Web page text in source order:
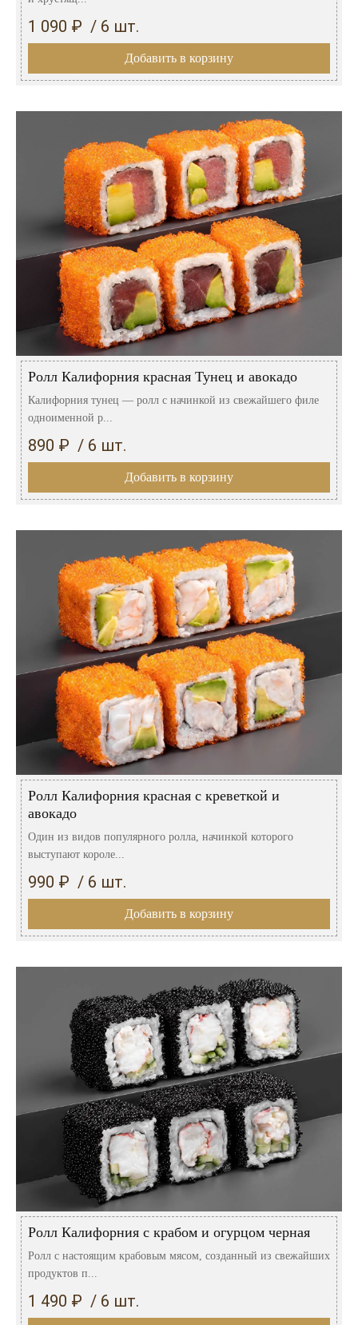
1 090 ₽ / 6 шт.
Добавить в корзину
Ролл Калифорния красная Тунец и авокадо
Калифорния тунец — ролл с начинкой из свежайшего филе
одноименной р...
890 ₽ / 6 шт.
Добавить в корзину
Ролл Калифорния красная с креветкой и
авокадо
Один из видов популярного ролла, начинкой которого
выступают короле...
990 ₽ / 6 шт.
Добавить в корзину
Ролл Калифорния с крабом и огурцом черная
Ролл с настоящим крабовым мясом, созданный из свежайших
продуктов п...
1 490 ₽ / 6 шт.